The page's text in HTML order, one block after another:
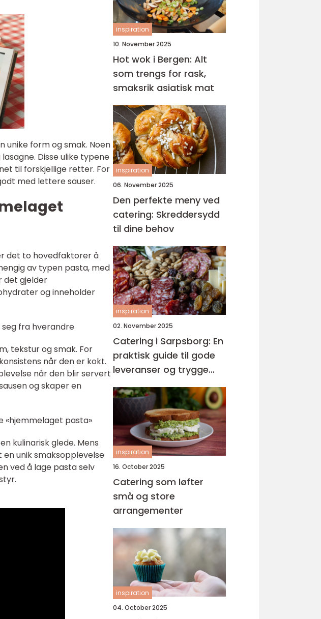
unike form og smak. Noen
Disse ulike typene
til forskjellige retter. For
med lettere sauser.
det to hovedfaktorer å
av typen pasta, med
det gjelder
og inneholder
seg fra hverandre
tekstur og smak. For
når den er kokt.
når den blir servert
og skaper en
«hjemmelaget pasta»
kulinarisk glede. Mens
unik smaksopplevelse
ved å lage pasta selv
inspiration
10. November 2025
Hot wok i Bergen: Alt
som trengs for rask,
smaksrik asiatisk mat
inspiration
06. November 2025
Den perfekte meny ved
catering: Skreddersydd
til dine behov
inspiration
02. November 2025
Catering i Sarpsborg: En
praktisk guide til gode
leveranser og trygge
menyer
inspiration
16. October 2025
Catering som løfter
små og store
arrangementer
inspiration
04. October 2025